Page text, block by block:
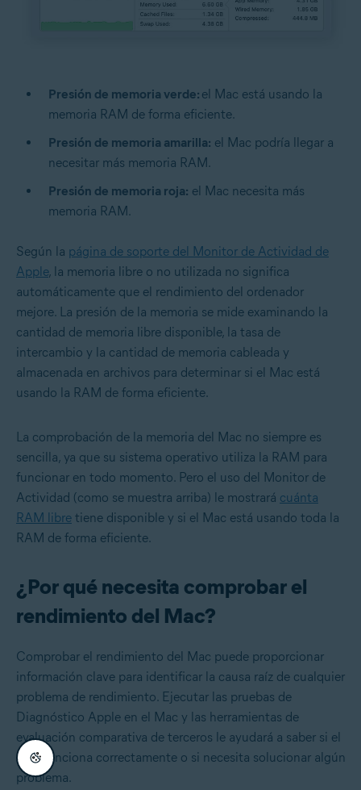
Presión de memoria verde: el Mac está usando la
memoria RAM de forma eficiente.
Presión de memoria amarilla: el Mac podría llegar a
necesitar más memoria RAM.
Presión de memoria roja: el Mac necesita más
memoria RAM.
Según la página de soporte del Monitor de Actividad de
Apple, la memoria libre o no utilizada no significa
automáticamente que el rendimiento del ordenador
mejore. La presión de la memoria se mide examinando la
cantidad de memoria libre disponible, la tasa de
intercambio y la cantidad de memoria cableada y
almacenada en archivos para determinar si el Mac está
usando la RAM de forma eficiente.
La comprobación de la memoria del Mac no siempre es
sencilla, ya que su sistema operativo utiliza la RAM para
funcionar en todo momento. Pero el uso del Monitor de
Actividad (como se muestra arriba) le mostrará cuánta
RAM libre tiene disponible y si el Mac está usando toda la
RAM de forma eficiente.
¿Por qué necesita comprobar el
rendimiento del Mac?
Comprobar el rendimiento del Mac puede proporcionar
información clave para identificar la causa raíz de cualquier
problema de rendimiento. Ejecutar las pruebas de
Diagnóstico Apple en el Mac y las herramientas de
evaluación comparativa de terceros le ayudará a saber si el
Mac funciona correctamente o si necesita solucionar algún
problema.